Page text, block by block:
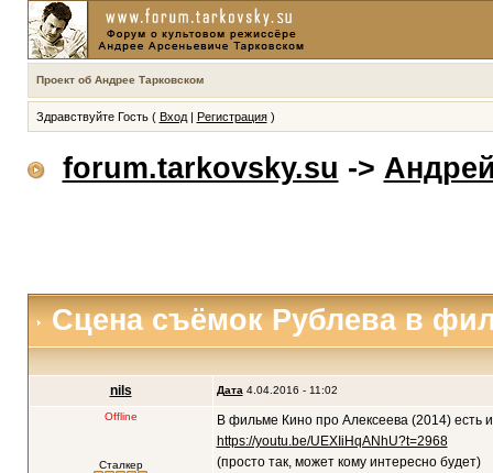
Проект об Андрее Тарковском
Здравствуйте Гость ( Вход| Регистрация)
forum.tarkovsky.su ->
Сцена съёмок Рублева в
nils Дата 4.04.2016 - 11:02
Offline
Сталкер
В фильме Кино про Алексеева (2014) есть
https://youtu.be/UEXIiHqANhU?t=2968
(просто так, может кому интересно будет)